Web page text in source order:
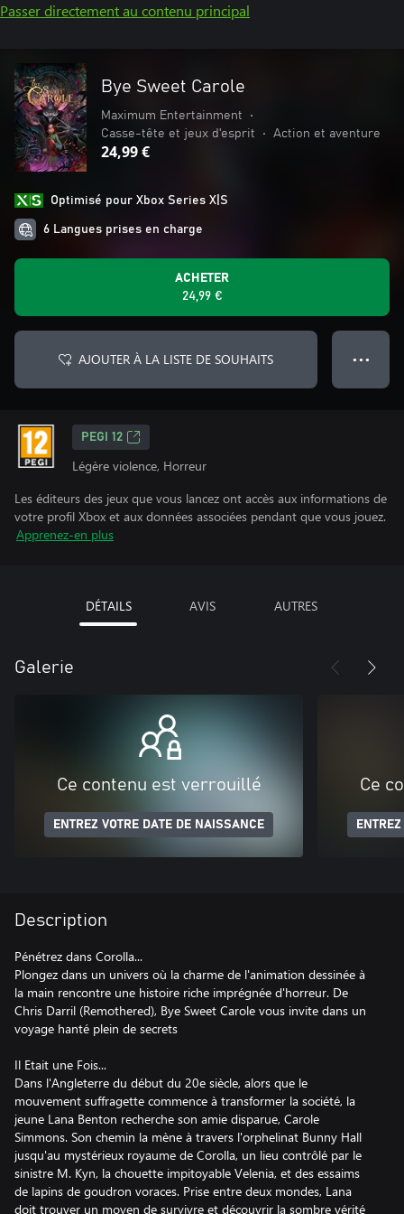
Passer directement au contenu principal
Bye Sweet Carole
Maximum Entertainment
•
Casse-tête et jeux d'esprit
• Action et aventure
24,99 €
Optimisé pour Xbox Series X|S
6 Langues prises en charge
ACHETER
24,99 €
AJOUTER À LA LISTE DE SOUHAITS ● ● ●
PEGI 12
Légère violence, Horreur
Les éditeurs des jeux que vous lancez ont accès aux informations de
votre profil Xbox et aux données associées pendant que vous jouez.
Apprenez-en plus
DÉTAILS AVIS AUTRES
Galerie
Ce contenu est verrouillé
ENTREZ VOTRE DATE DE NAISSANCE
Ce
Description
Pénétrez dans Corolla...
Plongez dans un univers où la charme de l'animation dessinée à
la main rencontre une histoire riche imprégnée d'horreur. De
Chris Darril (Remothered), Bye Sweet Carole vous invite dans un
voyage hanté plein de secrets
Il Etait une Fois...
Dans l'Angleterre du début du 20e siècle, alors que le
mouvement suffragette commence à transformer la société, la
jeune Lana Benton recherche son amie disparue, Carole
Simmons. Son chemin la mène à travers l'orphelinat Bunny Hall
jusqu'au mystérieux royaume de Corolla, un lieu contrôlé par le
sinistre M. Kyn, la chouette impitoyable Velenia, et des essaims
de lapins de goudron voraces. Prise entre deux mondes, Lana
doit trouver un moyen de survivre et découvrir la sombre vérité